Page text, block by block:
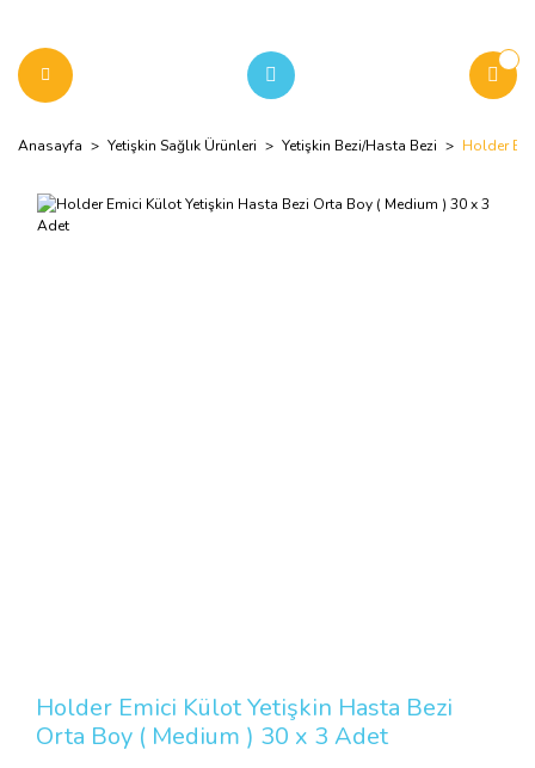
Anasayfa Yetişkin Sağlık Ürünleri Yetişkin Bezi/Hasta Bezi Holder
Holder Emici Külot Yetişkin Hasta Bezi
Orta Boy ( Medium ) 30 x 3 Adet